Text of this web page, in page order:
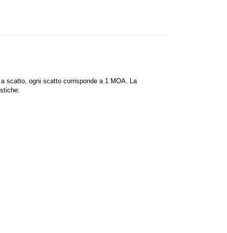
scatto, ogni scatto corrisponde a 1 MOA. La